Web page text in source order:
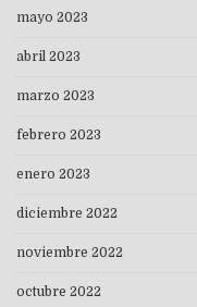
mayo 2023
abril 2023
marzo 2023
febrero 2023
enero 2023
diciembre 2022
noviembre 2022
octubre 2022